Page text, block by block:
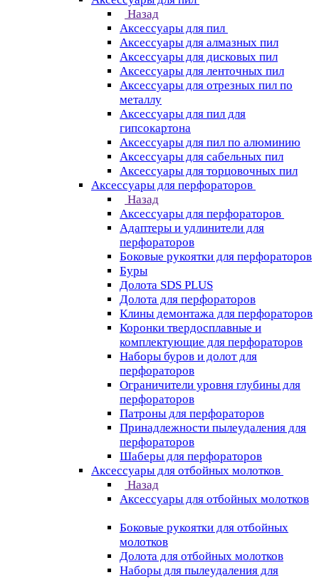
Назад
Аксессуары для пил
Аксессуары для алмазных пил
Аксессуары для дисковых пил
Аксессуары для ленточных пил
Аксессуары для отрезных пил по
металлу
Аксессуары для пил для
гипсокартона
Аксессуары для пил по алюминию
Аксессуары для сабельных пил
Аксессуары для торцовочных пил
Аксессуары для перфораторов
Назад
Аксессуары для перфораторов
Адаптеры и удлинители для
перфораторов
Боковые рукоятки для перфораторов
Буры
Долота SDS PLUS
Долота для перфораторов
Клины демонтажа для перфораторов
Коронки твердосплавные и
комплектующие для перфораторов
Наборы буров и долот для
перфораторов
Ограничители уровня глубины для
перфораторов
Патроны для перфораторов
Принадлежности пылеудаления для
перфораторов
Шаберы для перфораторов
Аксессуары для отбойных молотков
Назад
Аксессуары для отбойных молотков
Боковые рукоятки для отбойных
молотков
Долота для отбойных молотков
Наборы для пылеудаления для